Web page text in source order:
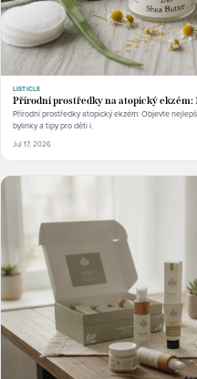
LISTICLE
Přírodní prostředky na atopický ekzém:
Přírodní prostředky atopický ekzém: Objevte
bylinky a tipy pro děti i.
Jul 17, 2026